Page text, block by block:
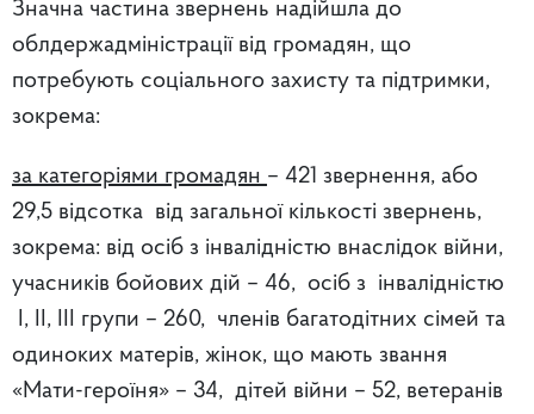
Значна частина звернень надійшла до
облдержадміністрації від громадян, що
потребують соціального захисту та підтримки,
зокрема:
за категоріями громадян – 421 звернення, або
29,5 відсотка від загальної кількості звернень,
зокрема: від осіб з інвалідністю внаслідок війни,
учасників бойових дій – 46, осіб з інвалідністю
І, ІІ, ІІІ групи – 260, членів багатодітних сімей та
одиноких матерів, жінок, що мають звання
«Мати-героїня» – 34, дітей війни – 52, ветеранів